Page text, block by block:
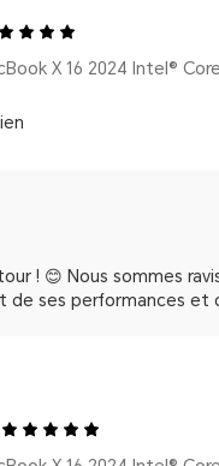
! 😊 Nous sommes
de ses performances et